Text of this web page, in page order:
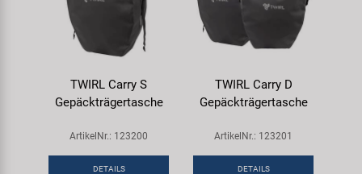
TWIRL Carry S
Gepäckträgertasche
ArtikelNr.: 123200
DETAILS
TWIRL Carry D
Gepäckträgertasche
ArtikelNr.: 123201
DETAILS